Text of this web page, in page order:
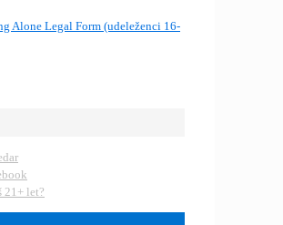
21+ let?